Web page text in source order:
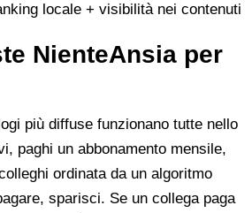
locale + visibilità nei contenuti
NienteAnsia per
più diffuse funzionano tutte nello
paghi un abbonamento mensile,
ordinata da un algoritmo
sparisci. Se un collega paga